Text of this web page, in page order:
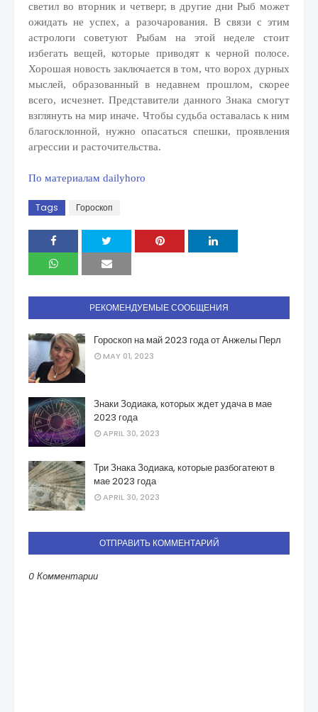
светил во вторник и четверг, в другие дни Рыб может
ожидать не успех, а разочарования. В связи с этим
астрологи советуют Рыбам на этой неделе стоит
избегать вещей, которые приводят к черной полосе.
Хорошая новость заключается в том, что ворох дурных
мыслей, образованный в недавнем прошлом, скорее
всего, исчезнет. Представители данного Знака смогут
взглянуть на мир иначе. Чтобы судьба оставалась к ним
благосклонной, нужно опасаться спешки, проявления
агрессии и расточительства.
По материалам dailyhoro
Tags Гороскоп
РЕКОМЕНДУЕМЫЕ СООБЩЕНИЯ
Гороскоп на май 2023 года от Анжелы Перл
MAY 01, 2023
Знаки Зодиака, которых ждет удача в мае
2023 года
APRIL 30, 2023
Три Знака Зодиака, которые разбогатеют в
мае 2023 года
APRIL 30, 2023
ОТПРАВИТЬ КОММЕНТАРИЙ
0 Комментарии